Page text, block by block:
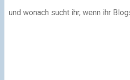
und wonach sucht ihr, wenn ihr